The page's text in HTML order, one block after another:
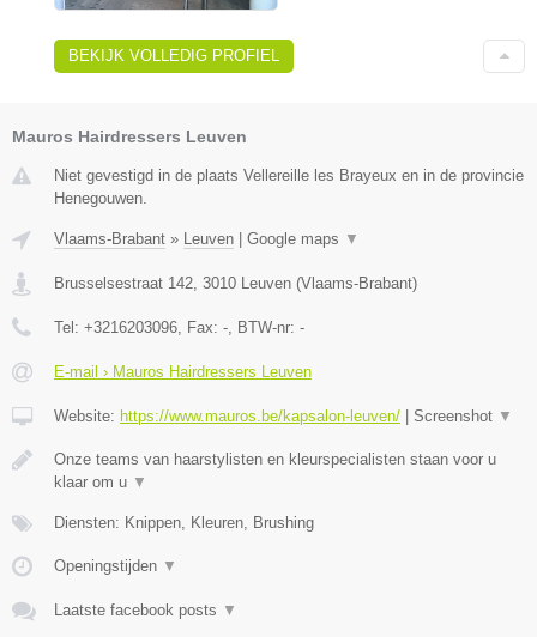
BEKIJK VOLLEDIG PROFIEL
Mauros Hairdressers Leuven
Niet gevestigd in de plaats Vellereille les Brayeux en in de provincie
Henegouwen.
Vlaams-Brabant » Leuven | Google maps ▼
Brusselsestraat 142 3010 Leuven (Vlaams-Brabant)
Tel: +3216203096 , Fax: - , BTW-nr: -
E-mail › Mauros Hairdressers Leuven
Website: https://www.mauros.be/kapsalon-leuven/ | Screenshot ▼
Onze teams van haarstylisten en kleurspecialisten staan voor u
klaar om u ▼
Diensten: Knippen, Kleuren, Brushing
Openingstijden ▼
Laatste facebook posts ▼